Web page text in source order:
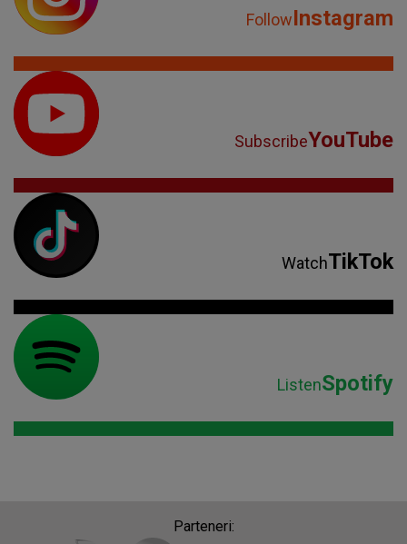
FollowInstagram
SubscribeYouTube
WatchTikTok
ListenSpotify
Parteneri: